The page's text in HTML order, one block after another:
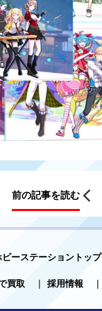
前の記事を読む
ーステーショントップ
買取
| 採用情報 |